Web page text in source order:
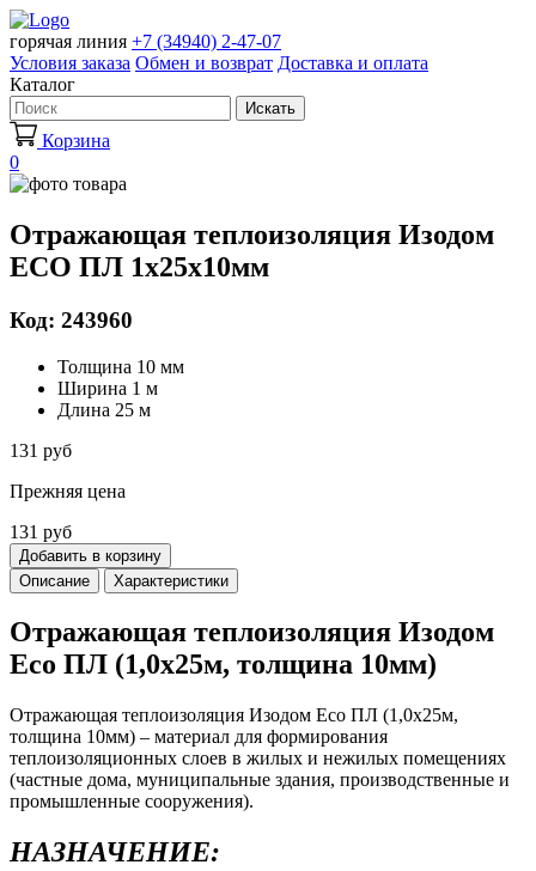
горячая линия +7 (34940) 2-47-07
Условия заказа Обмен и возврат Доставка и оплата
Каталог
Искать
Корзина
0
Отражающая теплоизоляция Изодом
ECO ПЛ 1х25х10мм
Код: 243960
Толщина 10 мм
Ширина 1 м
Длина 25 м
131 руб
Прежняя цена
131 руб
Добавить в корзину
Описание
Характеристики
Отражающая теплоизоляция Изодом
Eco ПЛ (1,0х25м, толщина 10мм)
Отражающая теплоизоляция Изодом Eco ПЛ (1,0х25м,
толщина 10мм) – материал для формирования
теплоизоляционных слоев в жилых и нежилых помещениях
(частные дома, муниципальные здания, производственные и
промышленные сооружения).
НАЗНАЧЕНИЕ: